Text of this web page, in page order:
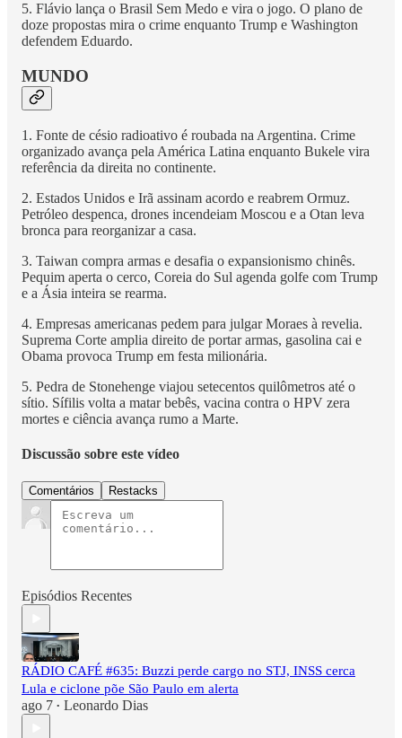
5. Flávio lança o Brasil Sem Medo e vira o jogo. O plano de
doze propostas mira o crime enquanto Trump e Washington
defendem Eduardo.
MUNDO
1. Fonte de césio radioativo é roubada na Argentina. Crime
organizado avança pela América Latina enquanto Bukele vira
referência da direita no continente.
2. Estados Unidos e Irã assinam acordo e reabrem Ormuz.
Petróleo despenca, drones incendeiam Moscou e a Otan leva
bronca para reorganizar a casa.
3. Taiwan compra armas e desafia o expansionismo chinês.
Pequim aperta o cerco, Coreia do Sul agenda golfe com Trump
e a Ásia inteira se rearma.
4. Empresas americanas pedem para julgar Moraes à revelia.
Suprema Corte amplia direito de portar armas, gasolina cai e
Obama provoca Trump em festa milionária.
5. Pedra de Stonehenge viajou setecentos quilômetros até o
sítio. Sífilis volta a matar bebês, vacina contra o HPV zera
mortes e ciência avança rumo a Marte.
Discussão sobre este vídeo
Comentários Restacks
Episódios Recentes
RÁDIO CAFÉ #635: Buzzi perde cargo no STJ, INSS cerca
Lula e ciclone põe São Paulo em alerta
ago 7 • Leonardo Dias